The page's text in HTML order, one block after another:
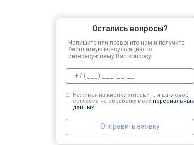
Остались вопросы?
Напишите или позвоните нам и получите
бесплатную консультацию по
интересующему Вас вопросу.
Нажимая на кнопку отправить я даю свое
согласие на обработку моих персональных
данных.
Отправить заявку